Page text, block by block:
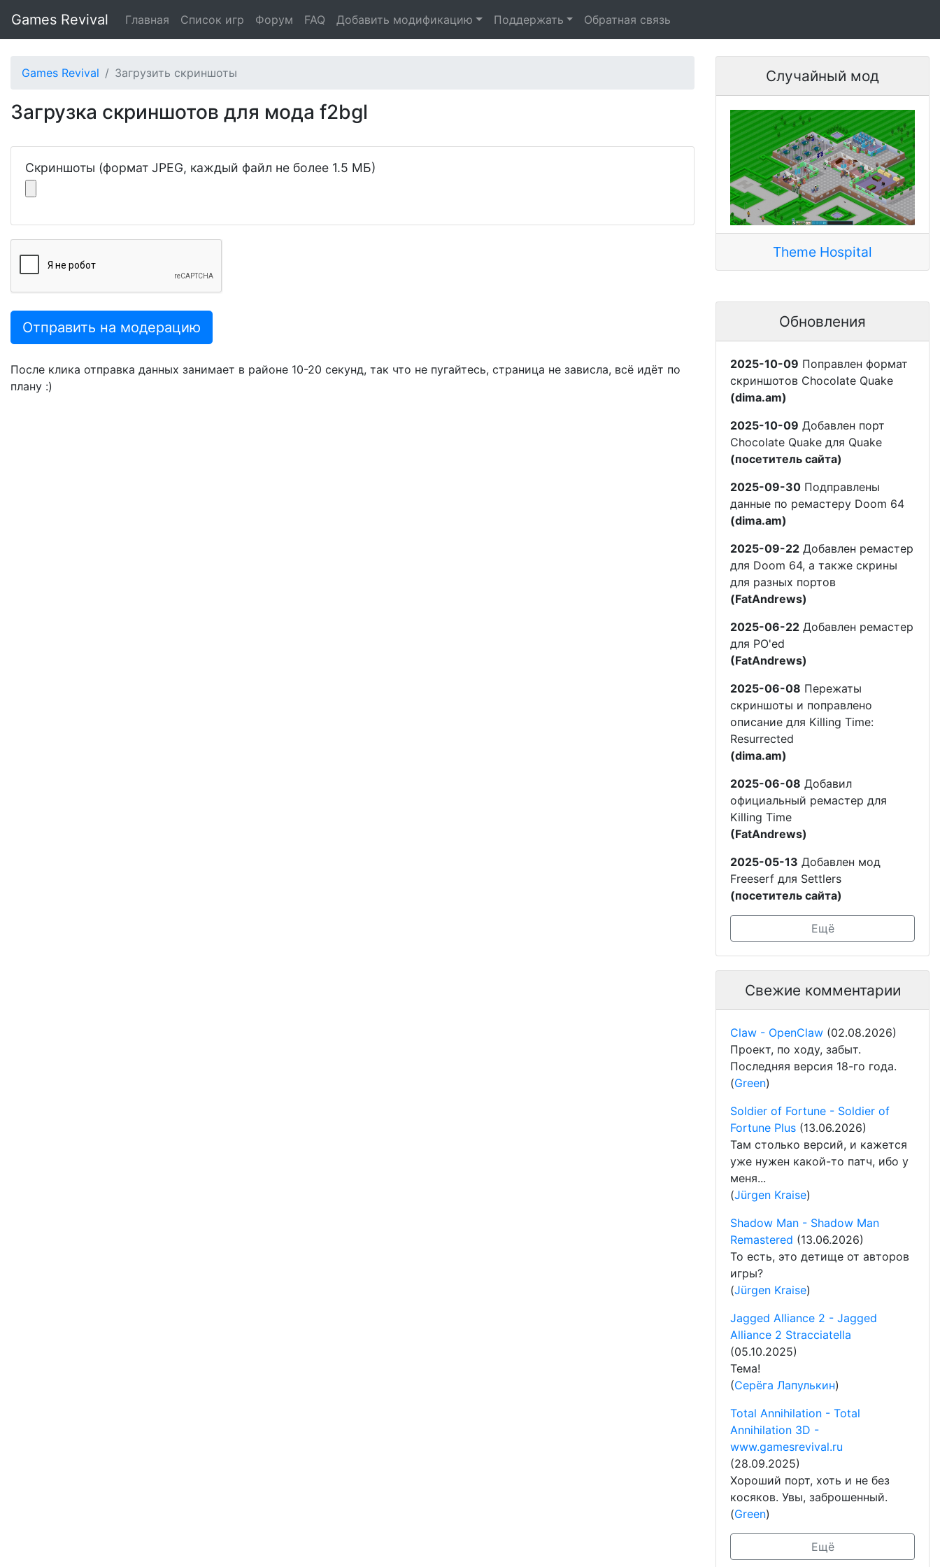
Games Revival Главная Список игр Форум FAQ Добавить модификацию Поддержать Обратная связь
Games Revival Загрузить скриншоты
Загрузка скриншотов для мода f2bgl
Скриншоты (формат JPEG, каждый файл не более 1.5 МБ)
Отправить на модерацию
После клика отправка данных занимает в районе 10-20 секунд, так что не пугайтесь, страница не зависла, всё идёт по
плану :)
Случайный мод
Theme Hospital
Обновления
2025-10-09 Поправлен формат
скриншотов Chocolate Quake
(dima.am)
2025-10-09 Добавлен порт
Chocolate Quake для Quake
(посетитель сайта)
2025-09-30 Подправлены
данные по ремастеру Doom 64
(dima.am)
2025-09-22 Добавлен ремастер
для Doom 64, а также скрины
для разных портов
(FatAndrews)
2025-06-22 Добавлен ремастер
для PO'ed
(FatAndrews)
2025-06-08 Пережаты
скриншоты и поправлено
описание для Killing Time:
Resurrected
(dima.am)
2025-06-08 Добавил
официальный ремастер для
Killing Time
(FatAndrews)
2025-05-13 Добавлен мод
Freeserf для Settlers
(посетитель сайта)
Ещё
Свежие комментарии
Claw - OpenClaw (02.08.2026)
Проект, по ходу, забыт.
Последняя версия 18-го года.
(Green)
Soldier of Fortune - Soldier of
Fortune Plus (13.06.2026)
Там столько версий, и кажется
уже нужен какой-то патч, ибо у
меня...
(Jürgen Kraise)
Shadow Man - Shadow Man
Remastered (13.06.2026)
То есть, это детище от авторов
игры?
(Jürgen Kraise)
Jagged Alliance 2 - Jagged
Alliance 2 Stracciatella
(05.10.2025)
Тема!
(Серёга Лапулькин)
Total Annihilation - Total
Annihilation 3D -
www.gamesrevival.ru
(28.09.2025)
Хороший порт, хоть и не без
косяков. Увы, заброшенный.
(Green)
Ещё